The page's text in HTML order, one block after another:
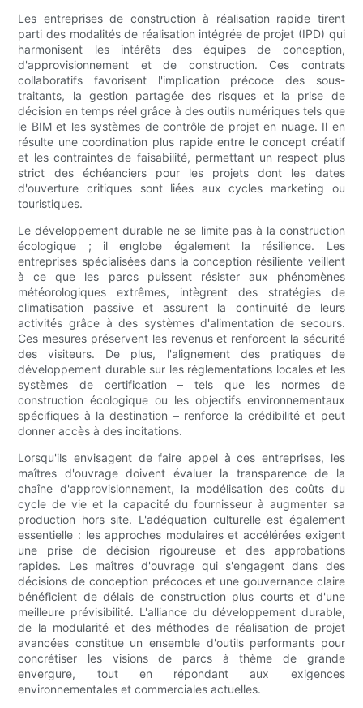
Les entreprises de construction à réalisation rapide tirent
parti des modalités de réalisation intégrée de projet (IPD) qui
harmonisent les intérêts des équipes de conception,
d'approvisionnement et de construction. Ces contrats
collaboratifs favorisent l'implication précoce des sous-
traitants, la gestion partagée des risques et la prise de
décision en temps réel grâce à des outils numériques tels que
le BIM et les systèmes de contrôle de projet en nuage. Il en
résulte une coordination plus rapide entre le concept créatif
et les contraintes de faisabilité, permettant un respect plus
strict des échéanciers pour les projets dont les dates
d'ouverture critiques sont liées aux cycles marketing ou
touristiques.
Le développement durable ne se limite pas à la construction
écologique ; il englobe également la résilience. Les
entreprises spécialisées dans la conception résiliente veillent
à ce que les parcs puissent résister aux phénomènes
météorologiques extrêmes, intègrent des stratégies de
climatisation passive et assurent la continuité de leurs
activités grâce à des systèmes d'alimentation de secours.
Ces mesures préservent les revenus et renforcent la sécurité
des visiteurs. De plus, l'alignement des pratiques de
développement durable sur les réglementations locales et les
systèmes de certification – tels que les normes de
construction écologique ou les objectifs environnementaux
spécifiques à la destination – renforce la crédibilité et peut
donner accès à des incitations.
Lorsqu'ils envisagent de faire appel à ces entreprises, les
maîtres d'ouvrage doivent évaluer la transparence de la
chaîne d'approvisionnement, la modélisation des coûts du
cycle de vie et la capacité du fournisseur à augmenter sa
production hors site. L'adéquation culturelle est également
essentielle : les approches modulaires et accélérées exigent
une prise de décision rigoureuse et des approbations
rapides. Les maîtres d'ouvrage qui s'engagent dans des
décisions de conception précoces et une gouvernance claire
bénéficient de délais de construction plus courts et d'une
meilleure prévisibilité. L'alliance du développement durable,
de la modularité et des méthodes de réalisation de projet
avancées constitue un ensemble d'outils performants pour
concrétiser les visions de parcs à thème de grande
envergure, tout en répondant aux exigences
environnementales et commerciales actuelles.